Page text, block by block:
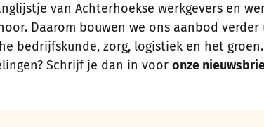
van Achterhoekse werkgevers en
Daarom bouwen we ons aanbod
bedrijfskunde, zorg, logistiek en het
Schrijf je dan in voor onze